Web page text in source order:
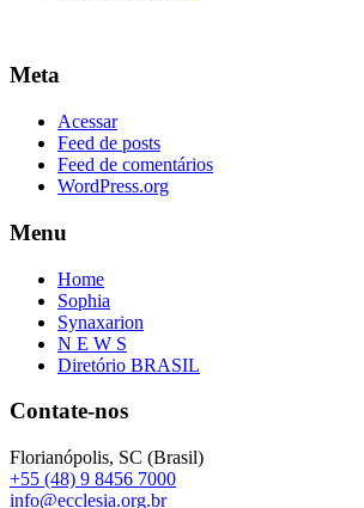
Meta
Acessar
Feed de posts
Feed de comentários
WordPress.org
Menu
Home
Sophia
Synaxarion
N E W S
Diretório BRASIL
Contate-nos
Florianópolis, SC (Brasil)
+55 (48) 9 8456 7000
info@ecclesia.org.br